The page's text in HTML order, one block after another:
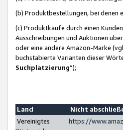
(b) Produktbestellungen, bei denen
(c) Produktkäufe durch einen
Ausschreibungen und Auktionen
oder eine andere Amazon-Marke
buchstabierte Varianten dieser
Suchplatzierung”);
Land
Nicht
Vereinigtes
https://